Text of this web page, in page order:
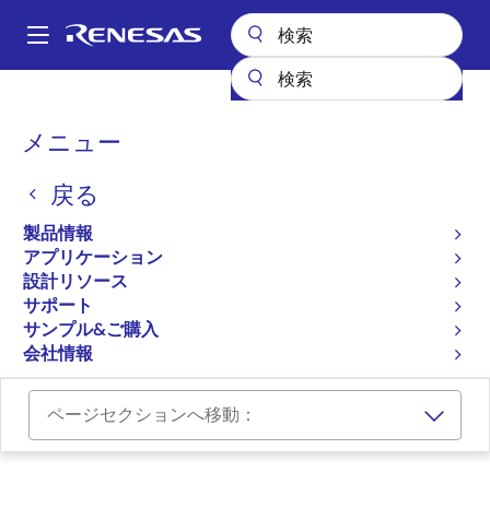
ン
Main
メニュー
戻る
製品情報
アプリケーション
設計リソース
サポート
サンプル&ご購入
会社情報
パ
く
ず
R8C/27-Starter-Kit
Renesas Starter Kit for
R8C/27（保守製品）
R8C/27-Starter-Kit
Renesas Starter Kit for R8C/27 ユーザーズマニュ
アル
ページセクションへ移動：